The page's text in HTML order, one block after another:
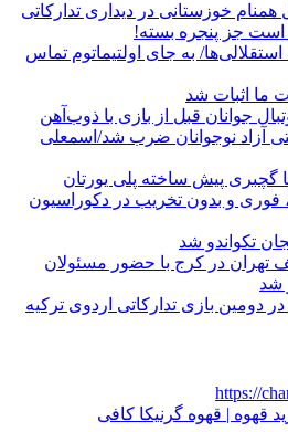
همنام خوزستانی در دیداری تدارکاتی
است جز پنجره بسته!
به جای اولتیماتوم تماس
ما اثبات شد
جوانان قبل از بازی با ذوب‌آهن
آزاد نوجوانان ضرب شد/اسمعلی
با گچبری پیش ساخته پلی یورتان
فوری و بدون تخریب در دکوراسیون
تکواندو شد
تهران در کرج با حضور مسئولان
شد
دومین بازی تدارکاتی اردوی ترکیه
https://
قهوه | قهوه گرنیکا کافی